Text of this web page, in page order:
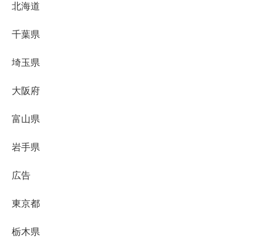
北海道
千葉県
埼玉県
大阪府
富山県
岩手県
広告
東京都
栃木県